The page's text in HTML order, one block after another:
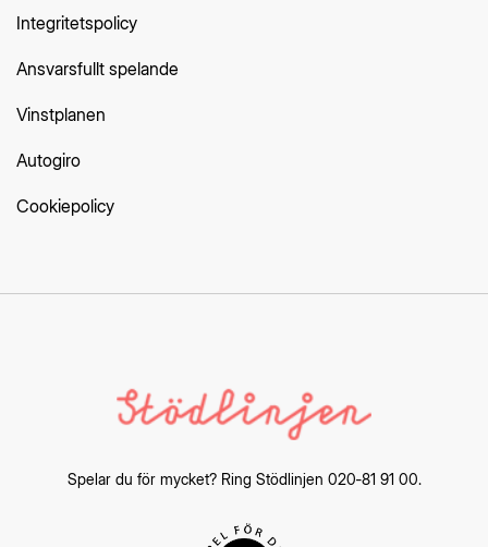
Integritetspolicy
Ansvarsfullt spelande
Vinstplanen
Autogiro
Cookiepolicy
Spelar du för mycket? Ring Stödlinjen 020‑81 91 00.